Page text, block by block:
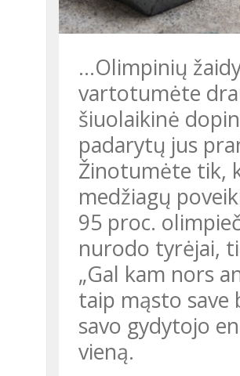
...Olimpinių žaidynių dalyviams užduotas klausimas: „Ar
vartotumėte
šiuolaikinė
padarytų jus
Žinotumėte tik,
medžiagų
95 proc. olimpiečių atsakė „taip“. Likusieji penki, pasakę „ne“,
nurodo tyrėjai,
„Gal kam nors anaboliniai steroidai ir netinka, bet man padės, –
taip mąsto save
savo gydytojo
vieną.